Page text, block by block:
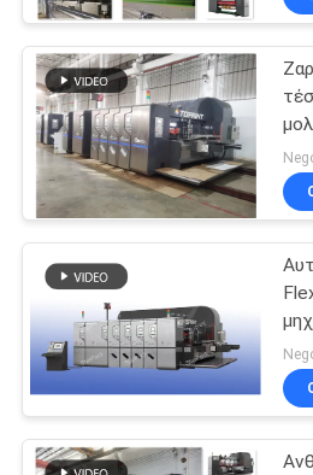
SITEMAP
PRIVACY
POLICY
εκτύπωση
που
μηχανή
Μηχανή